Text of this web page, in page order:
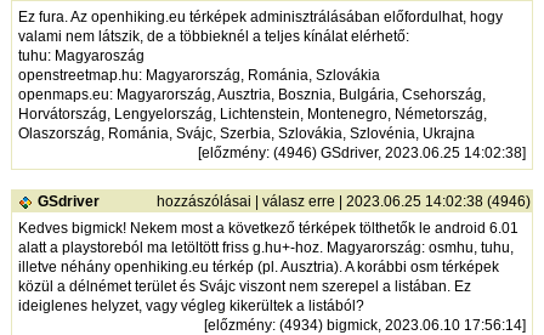
Ez fura. Az openhiking.eu térképek adminisztrálásában előfordulhat, hogy
valami nem látszik, de a többieknél a teljes kínálat elérhető:
tuhu: Magyaroszág
openstreetmap.hu: Magyarország, Románia, Szlovákia
openmaps.eu: Magyarország, Ausztria, Bosznia, Bulgária, Csehország,
Horvátország, Lengyelország, Lichtenstein, Montenegro, Németország,
Olaszország, Románia, Svájc, Szerbia, Szlovákia, Szlovénia, Ukrajna
[előzmény: (4946) GSdriver, 2023.06.25 14:02:38]
GSdriver hozzászólásai válasz erre | 2023.06.25 14:02:38 (4946)
Kedves bigmick! Nekem most a következő térképek tölthetők le android 6.01
alatt a playstoreból ma letöltött friss g.hu+-hoz. Magyarország: osmhu, tuhu,
illetve néhány openhiking.eu térkép (pl. Ausztria). A korábbi osm térképek
közül a délnémet terület és Svájc viszont nem szerepel a listában. Ez
ideiglenes helyzet, vagy végleg kikerültek a listából?
[előzmény: (4934) bigmick, 2023.06.10 17:56:14]